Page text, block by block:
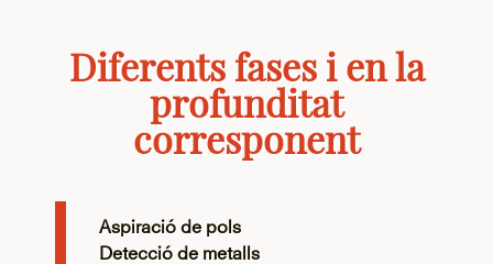
Diferents fases i en la
profunditat
corresponent
Aspiració de pols
Detecció de metalls